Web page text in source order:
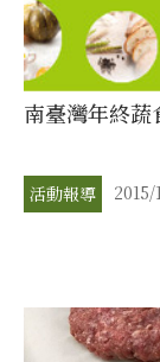
南臺灣年終
活動報導 2015/